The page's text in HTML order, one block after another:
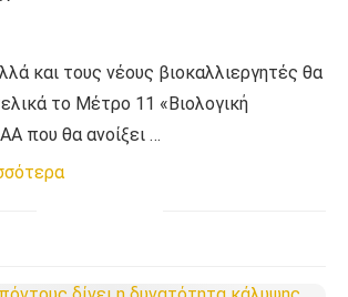
και τους νέους βιοκαλλιεργητές θα
το Μέτρο 11 «Βιολογική
που θα ανοίξει …